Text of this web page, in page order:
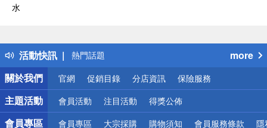
水
活動快訊
得獎公告
熱門話題
銀行優惠
偏遠地區配送
詐騙網頁！請小心！
more
關於我們
官網 促銷目錄 分店資訊 保險服務
主題活動 會員活動 注目活動 得獎公佈
會員專區 會員專區 大宗採購 購物須知 會員服務條款 隱